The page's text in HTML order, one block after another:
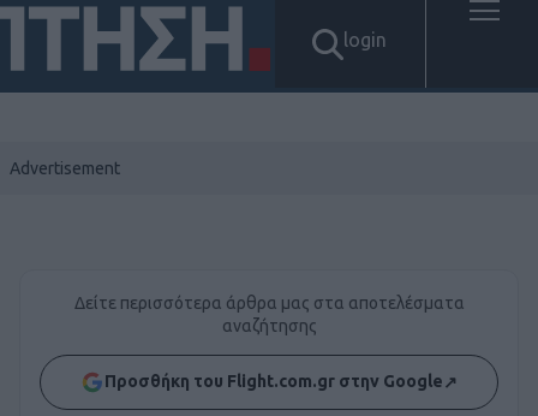
login
Δείτε περισσότερα άρθρα μας στα αποτελέσματα
αναζήτησης
Προσθήκη του Flight.com.gr στην Google↗